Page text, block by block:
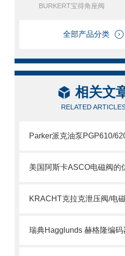
BURKERT宝得角座阀
全部产品分类
相关文
RELATED
美国阿斯卡ASCO电磁阀的